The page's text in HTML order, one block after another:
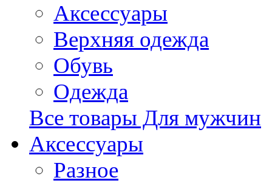
Аксессуары
Верхняя одежда
Обувь
Одежда
Все товары Для мужчин
Аксессуары
Разное